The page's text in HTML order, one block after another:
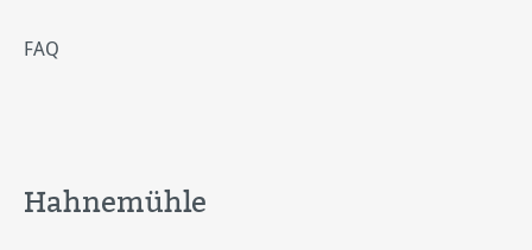
FAQ
Hahnemühle